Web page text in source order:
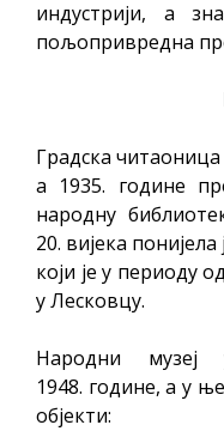
индустрији, а
пољопривредна
Градска
а 1935. године
народну
20. вијека
који је у периоду
у Лесковцу.
Народни музеј
1948. године, а у
објекти: